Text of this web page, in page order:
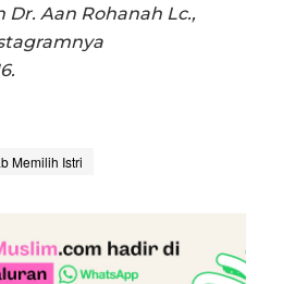
Dr. Aan Rohanah Lc.,
Memilih Istri